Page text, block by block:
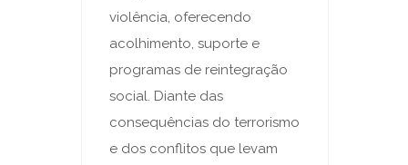
violência, oferecendo
acolhimento, suporte e
programas de reintegração
social. Diante das
consequências do terrorismo
e dos conflitos que levam